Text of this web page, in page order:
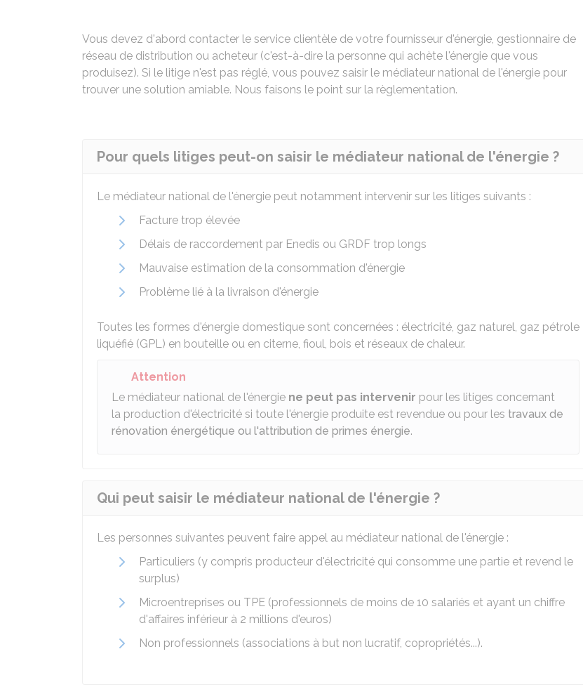
Vous devez d'abord contacter le service clientèle de votre fournisseur d'énergie, gestionnaire de
réseau de distribution ou acheteur (c'est-à-dire la personne qui achète l'énergie que vous
produisez). Si le litige n'est pas réglé, vous pouvez saisir le médiateur national de l'énergie pour
trouver une solution amiable. Nous faisons le point sur la règlementation.
Pour quels litiges peut-on saisir le médiateur national de l'énergie ?
Le médiateur national de l'énergie peut notamment intervenir sur les litiges suivants :
Facture trop élevée
Délais de raccordement par Enedis ou GRDF trop longs
Mauvaise estimation de la consommation d'énergie
Problème lié à la livraison d'énergie
Toutes les formes d'énergie domestique sont concernées : électricité, gaz naturel, gaz pétrole
liquéfié (GPL) en bouteille ou en citerne, fioul, bois et réseaux de chaleur.
Attention
Le médiateur national de l'énergie ne peut pas intervenir pour les litiges concernant
la production d'électricité si toute l'énergie produite est revendue ou pour les travaux de
rénovation énergétique ou l'attribution de primes énergie.
Qui peut saisir le médiateur national de l'énergie ?
Les personnes suivantes peuvent faire appel au médiateur national de l'énergie :
Particuliers (y compris producteur d'électricité qui consomme une partie et revend le
surplus)
Microentreprises ou TPE (professionnels de moins de 10 salariés et ayant un chiffre
d'affaires inférieur à 2 millions d'euros)
Non professionnels (associations à but non lucratif, copropriétés...).